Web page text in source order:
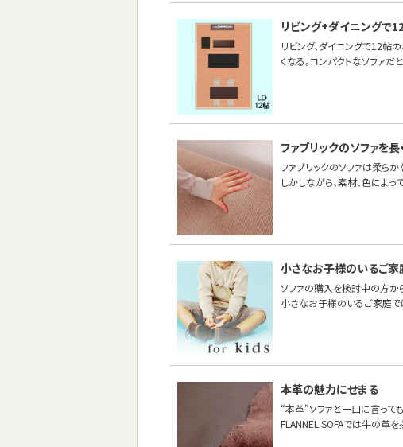
リビング+ダイニングで
リビング、ダイニングで12帖
くなる。コンパクトなソファ
ファブリックのソファを
ファブリックのソファは柔ら
しかしながら、素材、色によ
小さなお子様のいるご
ソファの購入を検討中の方か
小さなお子様のいるご家庭
本革の魅力にせまる
“本革”ソファと一口に言って
FLANNEL SOFAでは牛の革